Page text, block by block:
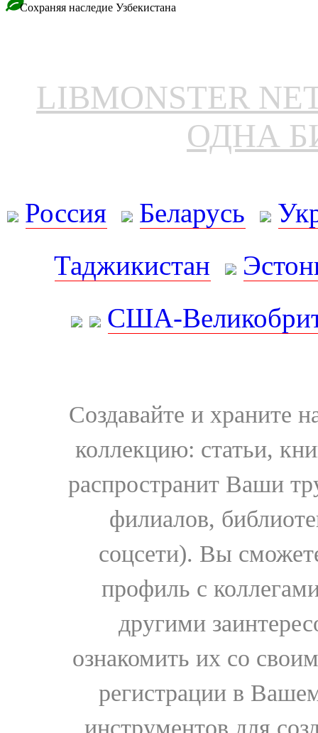
Сохраняя наследие Узбекистана
LIBMONSTER
ОДНА
Россия Беларусь
Таджикистан
США-
Создавайте и храните
коллекцию: статьи,
распространит Ваши
филиалов,
соцсети). Вы
профиль с
другими
ознакомить их со
регистрации в
инструментов для